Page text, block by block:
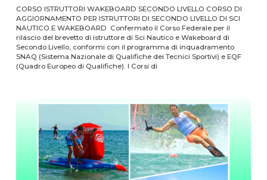
CORSO ISTRUTTORI WAKEBOARD SECONDO LIVELLO CORSO DI
AGGIORNAMENTO PER ISTRUTTORI DI SECONDO LIVELLO DI SCI
NAUTICO E WAKEBOARD Confermato il Corso Federale per il
rilascio del brevetto di istruttore di Sci Nautico e Wakeboard di
Secondo Livello, conformi con il programma di inquadramento
SNAQ (Sistema Nazionale di Qualifiche dei Tecnici Sportivi) e EQF
(Quadro Europeo di Qualifiche). I Corsi di